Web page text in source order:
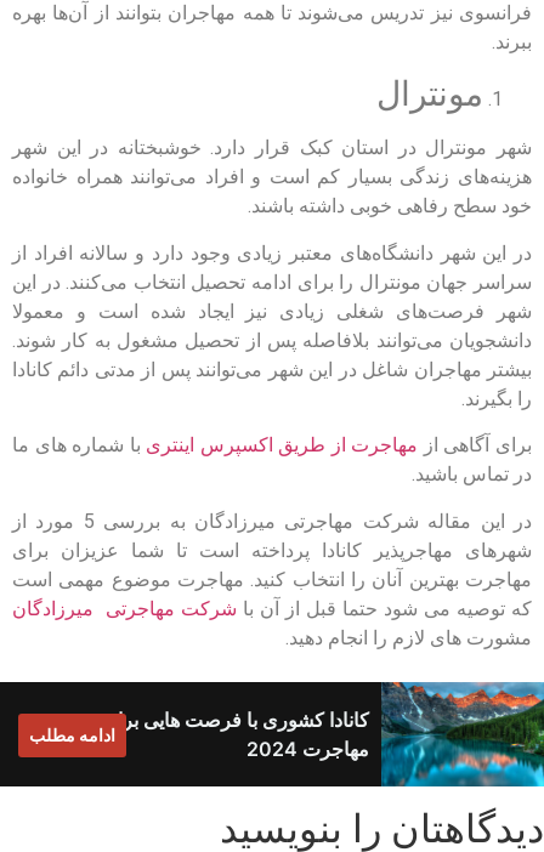
فرانسوی نیز تدریس می‌شوند تا همه مهاجران بتوانند از آن‌ها بهره
ببرند.
مونترال
شهر مونترال در استان کبک قرار دارد. خوشبختانه در این شهر
هزینه‌های زندگی بسیار کم است و افراد می‌توانند همراه خانواده
خود سطح رفاهی خوبی داشته باشند.
در این شهر دانشگاه‌های معتبر زیادی وجود دارد و سالانه افراد از
سراسر جهان مونترال را برای ادامه تحصیل انتخاب می‌کنند. در این
شهر فرصت‌های شغلی زیادی نیز ایجاد شده است و معمولا
دانشجویان می‌توانند بلافاصله پس از تحصیل مشغول به کار شوند.
بیشتر مهاجران شاغل در این شهر می‌توانند پس از مدتی دائم کانادا
را بگیرند.
برای آگاهی از مهاجرت از طریق اکسپرس اینتری با شماره های ما
در تماس باشید.
در این مقاله شرکت مهاجرتی میرزادگان به بررسی 5 مورد از
شهرهای مهاجرپذیر کانادا پرداخته است تا شما عزیزان برای
مهاجرت بهترین آنان را انتخاب کنید. مهاجرت موضوع مهمی است
که توصیه می شود حتما قبل از آن با شرکت مهاجرتی میرزادگان
مشورت های لازم را انجام دهید.
کانادا کشوری با فرصت هایی برای
مهاجرت 2024
ادامه مطلب
دیدگاهتان را بنویسید